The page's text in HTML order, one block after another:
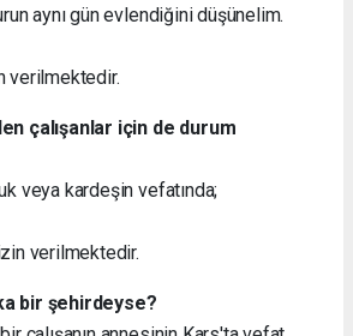
aynı gün evlendiğini düşünelim.
verilmektedir.
çalışanlar için de durum
veya kardeşin vefatında;
verilmektedir.
bir şehirdeyse?